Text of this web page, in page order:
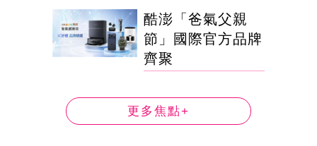
酷澎「爸氣父親
節」國際官方品牌
齊聚
更多焦點+